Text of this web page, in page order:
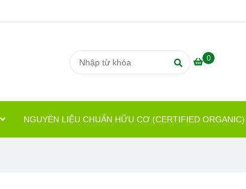
0
NGUYÊN LIỆU CHUẨN HỮU CƠ (CERTIFIED